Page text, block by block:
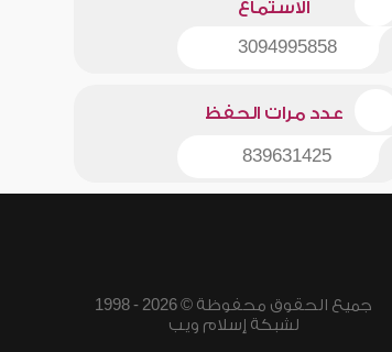
الاستماع
3094995858
عدد مرات الحفظ
839631425
جميع الحقوق محفوظة © 2026 - 1998
لشبكة إسلام ويب